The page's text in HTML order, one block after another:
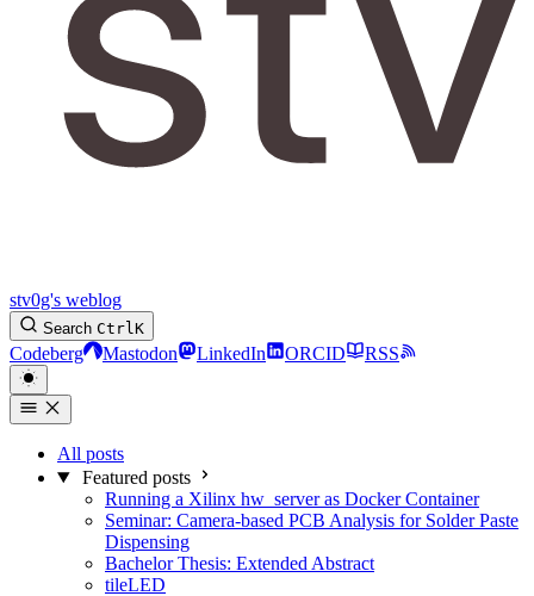
stv0g's weblog
Search CtrlK
Codeberg Mastodon LinkedIn ORCID RSS
All posts
Featured posts
Running a Xilinx hw_server as Docker Container
Seminar: Camera-based PCB Analysis for Solder Paste
Dispensing
Bachelor Thesis: Extended Abstract
tileLED